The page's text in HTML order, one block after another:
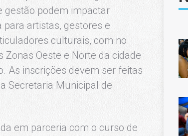
gestão podem impactar
artistas, gestores e
culturais, com no
Oeste e Norte da cidade
As inscrições devem ser feitas
Secretaria Municipal de
em parceria com o curso de